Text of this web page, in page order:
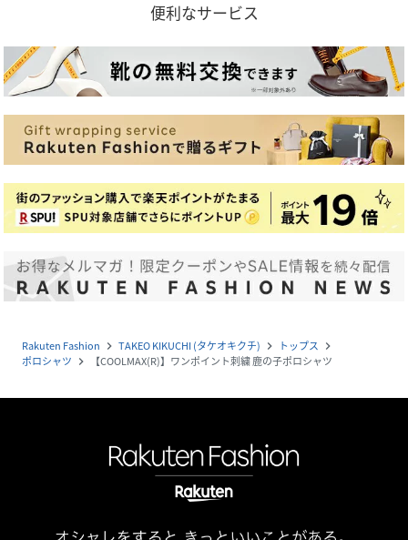
便利なサービス
Rakuten Fashion navigate_next TAKEO KIKUCHI (タケオキクチ) navigate_next トップス navigate_next
ポロシャツ navigate_next 【COOLMAX(R)】ワンポイント刺繍 鹿の子ポロシャツ